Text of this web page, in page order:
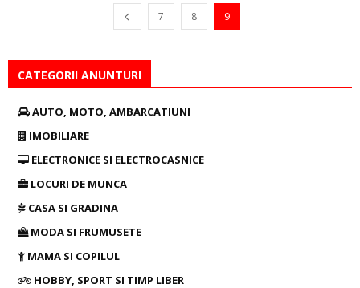
7 8 9
CATEGORII ANUNTURI
AUTO, MOTO, AMBARCATIUNI
IMOBILIARE
ELECTRONICE SI ELECTROCASNICE
LOCURI DE MUNCA
CASA SI GRADINA
MODA SI FRUMUSETE
MAMA SI COPILUL
HOBBY, SPORT SI TIMP LIBER